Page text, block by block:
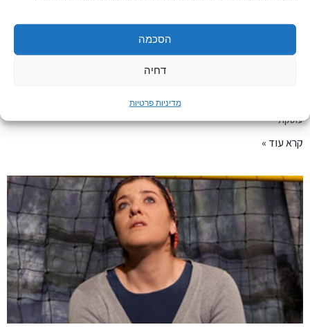
הסכמה
דחיה
מדיניות פרטיות
מתוכה צפים הקשיים להרות ותקופת ההמתנה והאושר שהלידה התניעה. ההצגה
עוסקת
קרא עוד »